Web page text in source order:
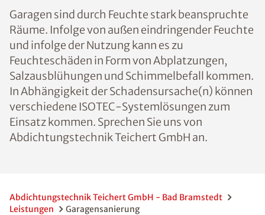
Garagen sind durch Feuchte stark beanspruchte
Räume. Infolge von außen eindringender Feuchte
und infolge der Nutzung kann es zu
Feuchteschäden in Form von Abplatzungen,
Salzausblühungen und Schimmelbefall kommen.
In Abhängigkeit der Schadensursache(n) können
verschiedene ISOTEC-Systemlösungen zum
Einsatz kommen. Sprechen Sie uns von
Abdichtungstechnik Teichert GmbH an.
Abdichtungstechnik Teichert GmbH - Bad Bramstedt
Leistungen
Garagensanierung